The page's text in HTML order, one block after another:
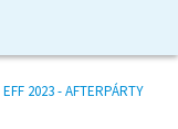
EFF 2023 - AFTERPÁRTY